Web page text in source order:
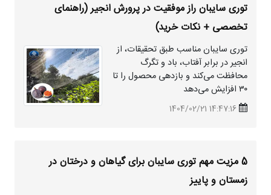
توری سایبان راز موفقیت در پرورش انجیر (راهنمای
تخصصی + نکات خرید)
توری سایبان مناسب طبق تحقیقات، از
انجیر در برابر آفتاب، باد و تگرگ
محافظت می‌کند و بازدهی محصول را تا
۳۰ افزایش می‌دهد
14:47:16 1404/02/21
5 مزیت مهم توری سایبان برای گیاهان و درختان در
زمستان و پاییز